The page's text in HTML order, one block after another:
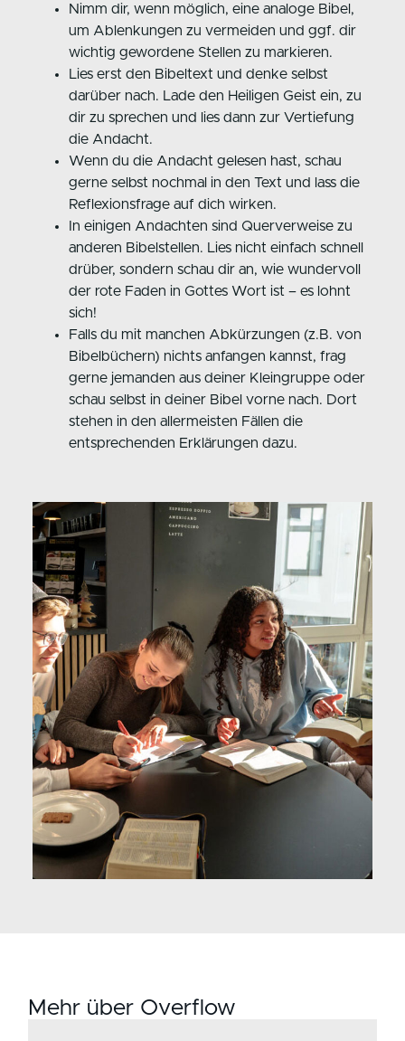
Nimm dir, wenn möglich, eine analoge Bibel,
um Ablenkungen zu vermeiden und ggf. dir
wichtig gewordene Stellen zu markieren.
Lies erst den Bibeltext und denke selbst
darüber nach. Lade den Heiligen Geist ein, zu
dir zu sprechen und lies dann zur Vertiefung
die Andacht.
Wenn du die Andacht gelesen hast, schau
gerne selbst nochmal in den Text und lass die
Reflexionsfrage auf dich wirken.
In einigen Andachten sind Querverweise zu
anderen Bibelstellen. Lies nicht einfach schnell
drüber, sondern schau dir an, wie wundervoll
der rote Faden in Gottes Wort ist – es lohnt
sich!
Falls du mit manchen Abkürzungen (z.B. von
Bibelbüchern) nichts anfangen kannst, frag
gerne jemanden aus deiner Kleingruppe oder
schau selbst in deiner Bibel vorne nach. Dort
stehen in den allermeisten Fällen die
entsprechenden Erklärungen dazu.
Mehr über Overflow